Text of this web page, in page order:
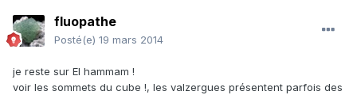
fluopathe
Posté(e) 19 mars 2014
je reste sur El hammam !
voir les sommets du cube !, les valzergues présentent parfois des